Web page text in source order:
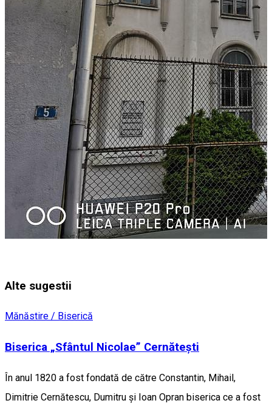
Alte sugestii
Mănăstire / Biserică
Biserica „Sfântul Nicolae” Cernătești
În anul 1820 a fost fondată de către Constantin, Mihail,
Dimitrie Cernătescu, Dumitru şi Ioan Opran biserica ce a fost